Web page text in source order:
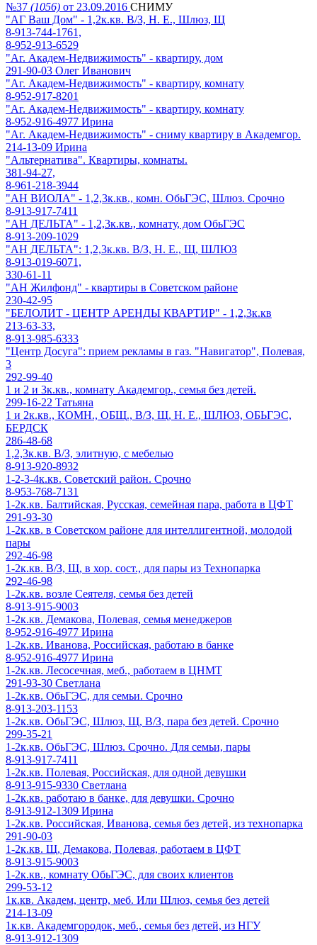
№37 (1056) от 23.09.2016 СНИМУ
"АГ Ваш Дом" - 1,2к.кв. В/З, Н. Е., Шлюз, Щ
8-913-744-1761,
8-952-913-6529
"Аг. Академ-Недвижимость" - квартиру, дом
291-90-03 Олег Иванович
"Аг. Академ-Недвижимость" - квартиру, комнату
8-952-917-8201
"Аг. Академ-Недвижимость" - квартиру, комнату
8-952-916-4977 Ирина
"Аг. Академ-Недвижимость" - сниму квартиру в Академгор.
214-13-09 Ирина
"Альтернатива". Квартиры, комнаты.
381-94-27,
8-961-218-3944
"АН ВИОЛА" - 1,2,3к.кв., комн. ОбьГЭС, Шлюз. Срочно
8-913-917-7411
"АН ДЕЛЬТА" - 1,2,3к.кв., комнату, дом ОбьГЭС
8-913-209-1029
"АН ДЕЛЬТА": 1,2,3к.кв. В/З, Н. Е., Щ, ШЛЮЗ
8-913-019-6071,
330-61-11
"АН Жилфонд" - квартиры в Советском районе
230-42-95
"БЕЛОЛИТ - ЦЕНТР АРЕНДЫ КВАРТИР" - 1,2,3к.кв
213-63-33,
8-913-985-6333
"Центр Досуга": прием рекламы в газ. "Навигатор", Полевая,
3
292-99-40
1 и 2 и 3к.кв., комнату Академгор., семья без детей.
299-16-22 Татьяна
1 и 2к.кв., КОМН., ОБЩ., В/З, Щ, Н. Е., ШЛЮЗ, ОБЬГЭС,
БЕРДСК
286-48-68
1,2,3к.кв. В/З, элитную, с мебелью
8-913-920-8932
1-2-3-4к.кв. Советский район. Срочно
8-953-768-7131
1-2к.кв. Балтийская, Русская, семейная пара, работа в ЦФТ
291-93-30
1-2к.кв. в Советском районе для интеллигентной, молодой
пары
292-46-98
1-2к.кв. В/З, Щ, в хор. сост., для пары из Технопарка
292-46-98
1-2к.кв. возле Сеятеля, семья без детей
8-913-915-9003
1-2к.кв. Демакова, Полевая, семья менеджеров
8-952-916-4977 Ирина
1-2к.кв. Иванова, Российская, работаю в банке
8-952-916-4977 Ирина
1-2к.кв. Лесосечная, меб., работаем в ЦНМТ
291-93-30 Светлана
1-2к.кв. ОбьГЭС, для семьи. Срочно
8-913-203-1153
1-2к.кв. ОбьГЭС, Шлюз, Щ, В/З, пара без детей. Срочно
299-35-21
1-2к.кв. ОбьГЭС, Шлюз. Срочно. Для семьи, пары
8-913-917-7411
1-2к.кв. Полевая, Российская, для одной девушки
8-913-915-9330 Светлана
1-2к.кв. работаю в банке, для девушки. Срочно
8-913-912-1309 Ирина
1-2к.кв. Российская, Иванова, семья без детей, из технопарка
291-90-03
1-2к.кв. Щ, Демакова, Полевая, работаем в ЦФТ
8-913-915-9003
1-2к.кв., комнату ОбьГЭС, для своих клиентов
299-53-12
1к.кв. Академ, центр, меб. Или Шлюз, семья без детей
214-13-09
1к.кв. Академгородок, меб., семья без детей, из НГУ
8-913-912-1309